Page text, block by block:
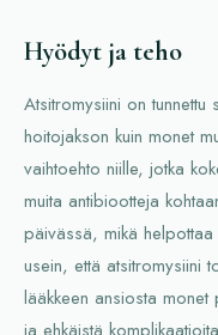
Hyödyt ja teho
Atsitromysiini on
hoitojakson kuin monet
vaihtoehto niille, jotka
muita antibiootteja
päivässä, mikä
usein, että atsitromysiini
lääkkeen ansiosta